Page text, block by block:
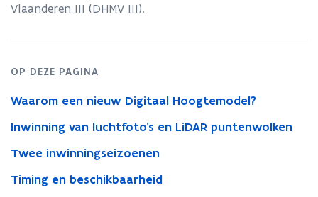
Vlaanderen III (DHMV III).
OP DEZE PAGINA
Waarom een nieuw Digitaal Hoogtemodel?
Inwinning van luchtfoto’s en LiDAR puntenwolken
Twee inwinningseizoenen
Timing en beschikbaarheid